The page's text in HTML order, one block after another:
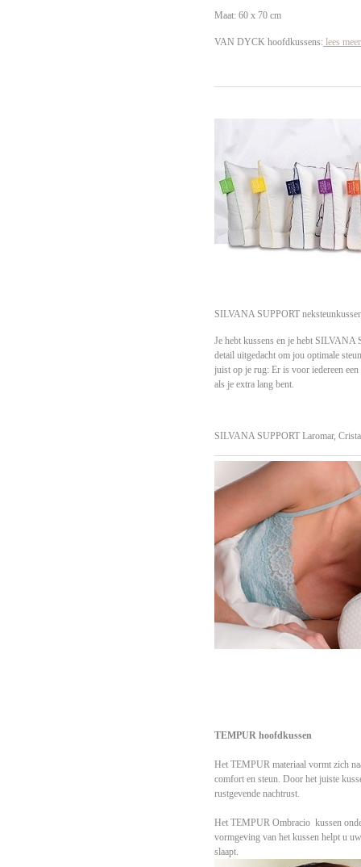
Maat: 60 x 70 cm
VAN DYCK hoofdkussens: lees
SILVANA SUPPORT
Je hebt kussens en je hebt SILVANA
detail uitgedacht om jou optimale
juist op je rug: Er is voor iedereen
als je extra lang bent.
SILVANA SUPPORT Laromar,
TEMPUR hoofdkussen
Het TEMPUR materiaal vormt zich
comfort en steun. Door het juiste
rustgevende nachtrust.
Het TEMPUR Ombracio kussen
vormgeving van het kussen helpt u
slaapt.